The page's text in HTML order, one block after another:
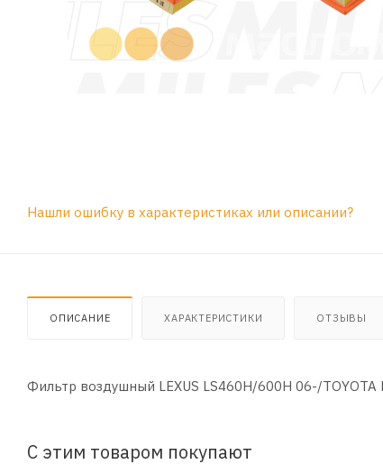
Нашли ошибку в характеристиках или описании?
ОПИСАНИЕ ХАРАКТЕРИСТИКИ ОТЗЫВЫ
Фильтр воздушный LEXUS LS460H/600H 06-/TOYOTA
С этим товаром покупают